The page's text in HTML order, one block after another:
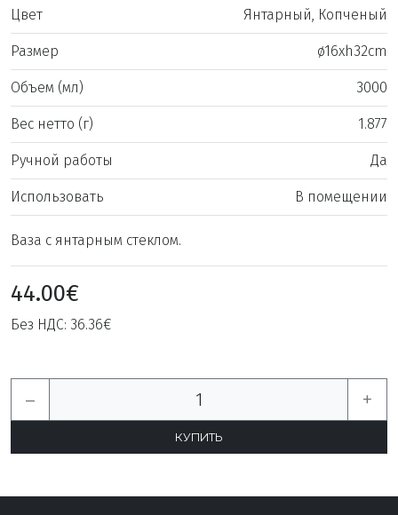
Цвет Янтарный, Копченый
Размер ø16xh32cm
Объем (мл) 3000
Вес нетто (г) 1.877
Ручной работы Да
Использовать В помещении
Ваза с янтарным стеклом.
44.00€
Без НДС: 36.36€
– +